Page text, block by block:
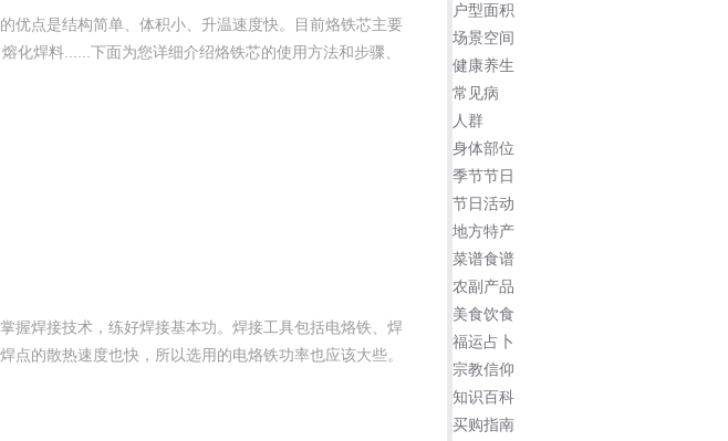
优点是结构简单、体积小、升温速度快。目前烙铁芯主要
化焊料......下面为您详细介绍烙铁芯的使用方法和步骤、
握焊接技术，练好焊接基本功。焊接工具包括电烙铁、焊
的散热速度也快，所以选用的电烙铁功率也应该大些。
户型面积
场景空间
健康养生
常见病
人群
身体部位
季节节日
节日活动
地方特产
菜谱食谱
农副产品
美食饮食
福运占卜
宗教信仰
知识百科
买购指南